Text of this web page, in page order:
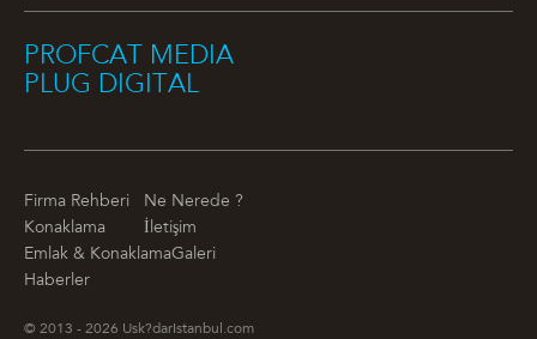
PROFCAT MEDIA
PLUG DIGITAL
Firma Rehberi
Ne Nerede ?
Konaklama
İletişim
Emlak & KonaklamaGaleri
Haberler
© 2013 - 2026 Usk?darIstanbul.com